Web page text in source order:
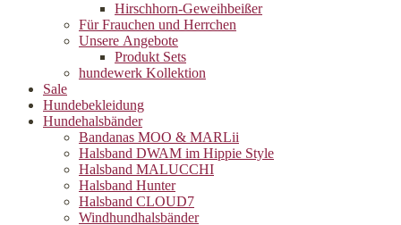
Hirschhorn-Geweihbeißer
Für Frauchen und Herrchen
Unsere Angebote
Produkt Sets
hundewerk Kollektion
Sale
Hundebekleidung
Hundehalsbänder
Bandanas MOO & MARLii
Halsband DWAM im Hippie Style
Halsband MALUCCHI
Halsband Hunter
Halsband CLOUD7
Windhundhalsbänder